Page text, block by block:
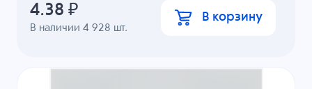
В наличии4 928 шт.
4.38 ₽ В корзину